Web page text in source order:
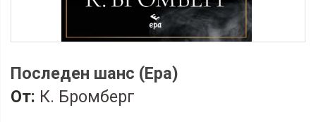
Последен шанс (Ера)
От: К. Бромберг